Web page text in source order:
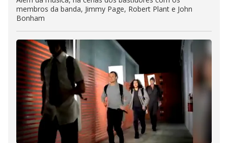
membros da banda, Jimmy Page, Robert Plant e John
Bonham